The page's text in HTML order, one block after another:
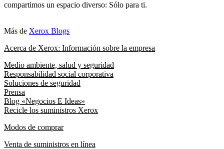
compartimos un espacio diverso: Sólo para ti.
Más de Xerox Blogs
Acerca de Xerox: Información sobre la empresa
Medio ambiente, salud y seguridad
Responsabilidad social corporativa
Soluciones de seguridad
Prensa
Blog «Negocios E Ideas»
Recicle los suministros Xerox
Modos de comprar
Venta de suministros en línea